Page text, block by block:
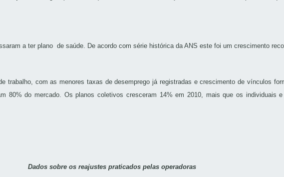
a ter plano de saúde. De acordo com série histórica da ANS este foi um crescimento
trabalho, com as menores taxas de desemprego já registradas e crescimento de vínculos
80% do mercado. Os planos coletivos cresceram 14% em 2010, mais que os individuais
Dados sobre os reajustes praticados pelas operadoras